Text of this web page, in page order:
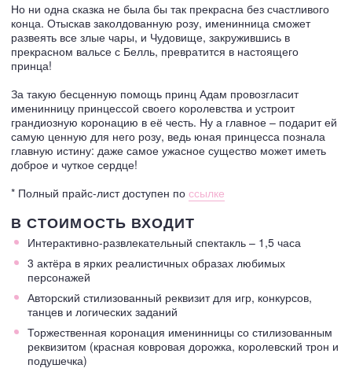
Но ни одна сказка не была бы так прекрасна без счастливого
конца. Отыскав заколдованную розу, именинница сможет
развеять все злые чары, и Чудовище, закружившись в
прекрасном вальсе с Белль, превратится в настоящего
принца!
За такую бесценную помощь принц Адам провозгласит
именинницу принцессой своего королевства и устроит
грандиозную коронацию в её честь. Ну а главное – подарит ей
самую ценную для него розу, ведь юная принцесса познала
главную истину: даже самое ужасное существо может иметь
доброе и чуткое сердце!
* Полный прайс-лист доступен по ссылке
В СТОИМОСТЬ ВХОДИТ
Интерактивно-развлекательный спектакль – 1,5 часа
3 актёра в ярких реалистичных образах любимых
персонажей
Авторский стилизованный реквизит для игр, конкурсов,
танцев и логических заданий
Торжественная коронация именинницы со стилизованным
реквизитом (красная ковровая дорожка, королевский трон и
подушечка)